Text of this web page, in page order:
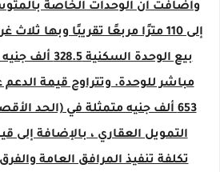
وأضافت أن الوحدات الخاصة
إلى 110 مترًا مربعًا تقريبًا وبها
بيع الوحدة
مباشر للوحدة. وتتراوح قيمة
653 ألف جنيه متمثلة في (الحد
التمويل العقاري ، بالإضافة إلى
تكلفة تنفيذ المرافق العامة